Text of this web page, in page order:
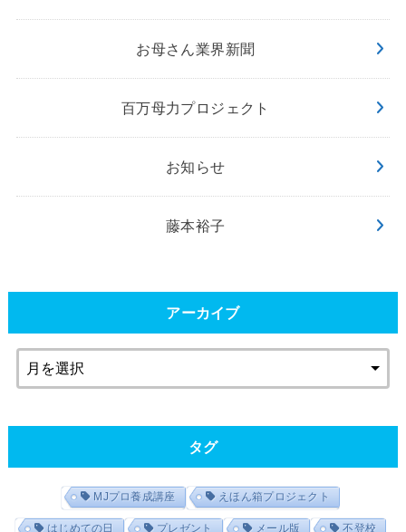
お母さん業界新聞
百万母力プロジェクト
お知らせ
藤本裕子
アーカイブ
タグ
MJプロ養成講座 えほん箱プロジェクト
はじめての日 プレゼント メール版 不登校